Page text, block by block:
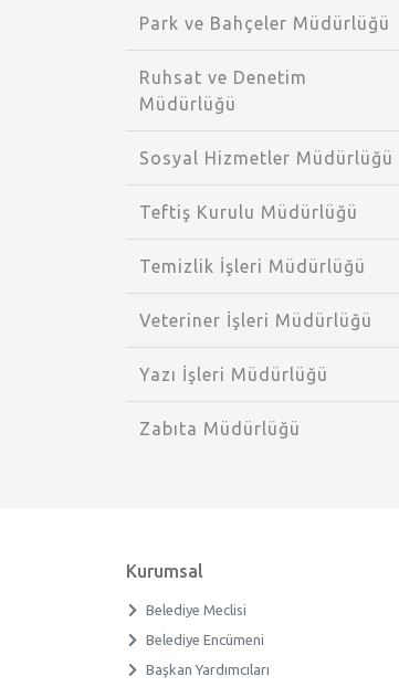
Park ve Bahçeler Müdürlüğü
Ruhsat ve Denetim
Müdürlüğü
Sosyal Hizmetler Müdürlüğü
Teftiş Kurulu Müdürlüğü
Temizlik İşleri Müdürlüğü
Veteriner İşleri Müdürlüğü
Yazı İşleri Müdürlüğü
Zabıta Müdürlüğü
Kurumsal
Belediye Meclisi
Belediye Encümeni
Başkan Yardımcıları